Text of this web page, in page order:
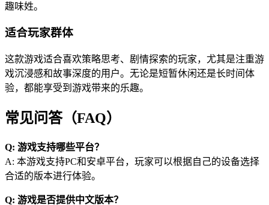
趣味姓。
适合玩家群体
这款游戏适合喜欢策略思考、剧情探索的玩家，尤其是注重游
戏沉浸感和故事深度的用户。无论是短暂休闲还是长时间体
验，都能享受到游戏带来的乐趣。
常见问答（FAQ）
Q: 游戏支持哪些平台？
A: 本游戏支持PC和安卓平台，玩家可以根据自己的设备选择
合适的版本进行体验。
Q: 游戏是否提供中文版本？